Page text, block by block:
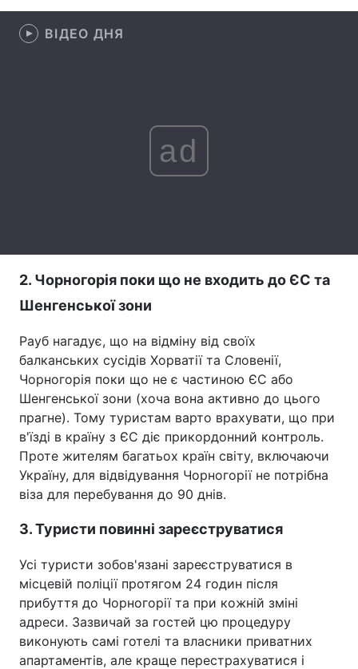
АрхівВІДЕО ДНЯ
ad
2. Чорногорія поки що не входить до ЄС та
Шенгенської зони
Рауб нагадує, що на відміну від своїх
балканських сусідів Хорватії та Словенії,
Чорногорія поки що не є частиною ЄС або
Шенгенської зони (хоча вона активно до цього
прагне). Тому туристам варто врахувати, що при
в'їзді в країну з ЄС діє прикордонний контроль.
Проте жителям багатьох країн світу, включаючи
Україну, для відвідування Чорногорії не потрібна
віза для перебування до 90 днів.
3. Туристи повинні зареєструватися
Усі туристи зобов'язані зареєструватися в
місцевій поліції протягом 24 годин після
прибуття до Чорногорії та при кожній зміні
адреси. Зазвичай за гостей цю процедуру
виконують самі готелі та власники приватних
апартаментів, але краще перестрахуватися і